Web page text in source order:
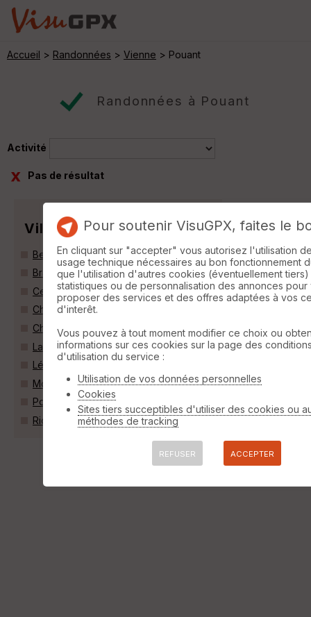
Accueil > Randonnées > Vienne > Pouant
Randonnées à Pouant
Activité
Pas de résultat
Villes
Beuxes (86120)
Braye-sous-Faye (37120)
Ceaux-en-Loudun (86200)
Champigny-sur-Veude (37120)
Chaveignes (37120)
La Roche-Rigault (86200)
Lémeré (37120)
Monts-sur-Guesnes (86420)
Pouant (86200)
Richelieu (37120)
Pour soutenir VisuGPX, faites le
En cliquant sur "accepter" vous autorisez l'utilisation
usage technique nécessaires au bon fonctionnement
que l'utilisation d'autres cookies (éventuellement
statistiques ou de personnalisation des annonces pour
proposer des services et des offres adaptées à vos
d'interêt.
Vous pouvez à tout moment modifier ce choix ou
informations sur ces cookies sur la page des
d'utilisation du service :
Utilisation de vos données personnelles
Cookies
Sites tiers succeptibles d'utiliser des cookies ou
méthodes de tracking
REFUSER ACCEPTER